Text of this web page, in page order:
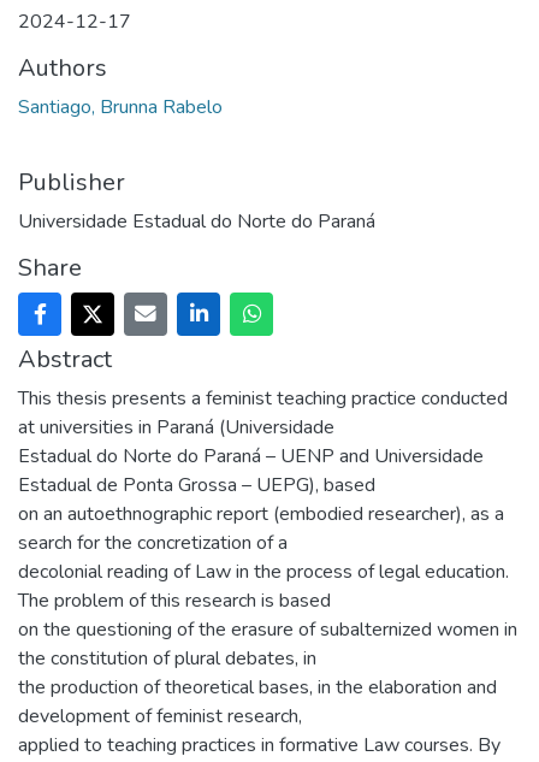
2024-12-17
Authors
Santiago, Brunna Rabelo
Publisher
Universidade Estadual do Norte do Paraná
Share
Abstract
This thesis presents a feminist teaching practice conducted
at universities in Paraná (Universidade
Estadual do Norte do Paraná – UENP and Universidade
Estadual de Ponta Grossa – UEPG), based
on an autoethnographic report (embodied researcher), as a
search for the concretization of a
decolonial reading of Law in the process of legal education.
The problem of this research is based
on the questioning of the erasure of subalternized women in
the constitution of plural debates, in
the production of theoretical bases, in the elaboration and
development of feminist research,
applied to teaching practices in formative Law courses. By